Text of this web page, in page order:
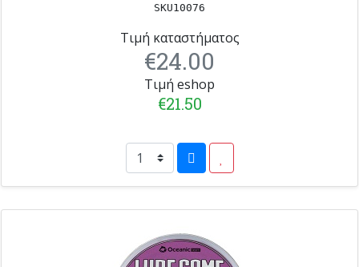
SKU10076
Τιμή καταστήματος
€24.00
Τιμή eshop
€21.50